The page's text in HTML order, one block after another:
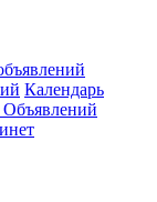
Календарь